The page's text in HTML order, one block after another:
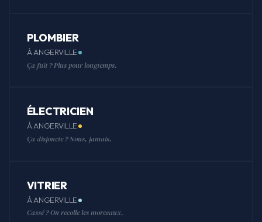
PLOMBIER
À ANGERVILLE
Ça fuit ? Plus pour longtemps.
ÉLECTRICIEN
À ANGERVILLE
Ça disjoncte ? Nous, jamais.
VITRIER
À ANGERVILLE
Cassé ? On recolle les morceaux.